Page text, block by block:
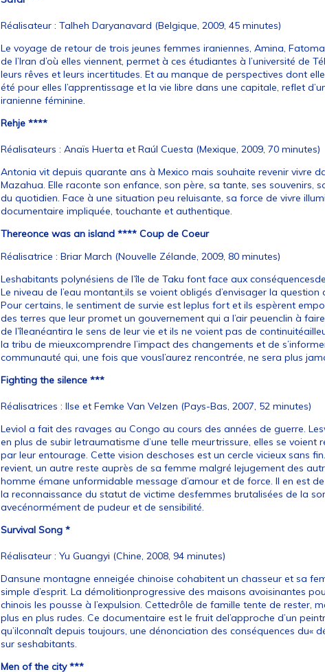
Réalisateur : Talheh Daryanavard (Belgique, 2009, 45 minutes)
Le voyage de retour de trois jeunes femmes iraniennes, Amina,
de l’Iran d’où elles viennent, permet à ces étudiantes à l’université de
leurs rêves et leurs incertitudes. Et au manque de perspectives dont
été pour elles l’apprentissage et la vie libre dans une capitale, reflet
iranienne féminine.
Rehje ****
Réalisateurs : Anaïs Huerta et Raúl Cuesta (Mexique, 2009, 70 minutes)
Antonia vit depuis quarante ans à Mexico mais souhaite revenir vivre
Mazahua. Elle raconte son enfance, son père, sa tante, ses souvenirs,
du quotidien. Face à une situation peu reluisante, sa force de vivre
documentaire impliquée, touchante et authentique.
Thereonce was an island **** Coup de Coeur
Réalisatrice : Briar March (Nouvelle Zélande, 2009, 80 minutes)
Leshabitants polynésiens de l’île de Taku font face aux
Le niveau de l’eau montant,ils se voient obligés d’envisager la
Pour certains, le sentiment de survie est leplus fort et ils espèrent
des terres que leur promet un gouvernement qui a l’air peuenclin à
de l’îleanéantira le sens de leur vie et ils ne voient pas de
la tribu de mieuxcomprendre l’impact des changements et de
communauté qui, une fois que vousl’aurez rencontrée, ne sera plus
Fighting the silence ***
Réalisatrices : Ilse et Femke Van Velzen (Pays-Bas, 2007, 52 minutes)
Leviol a fait des ravages au Congo au cours des années de guerre.
en plus de subir letraumatisme d’une telle meurtrissure, elles se voient
par leur entourage. Cette vision deschoses est un cercle vicieux sans
revient, un autre reste auprès de sa femme malgré lejugement des
homme émane unformidable message d’amour et de force. Il en est
la reconnaissance du statut de victime desfemmes brutalisées de la
avecénormément de pudeur et de sensibilité.
Survival Song *
Réalisateur : Yu Guangyi (Chine, 2008, 94 minutes)
Dansune montagne enneigée chinoise cohabitent un chasseur et sa
simple d’esprit. La démolitionprogressive des maisons avoisinantes
chinois les pousse à l’expulsion. Cettedrôle de famille tente de rester,
plus en plus rudes. Ce documentaire est le fruit del’approche d’un
qu’ilconnaît depuis toujours, une dénonciation des conséquences du«
sur seshabitants.
Men of the city ***